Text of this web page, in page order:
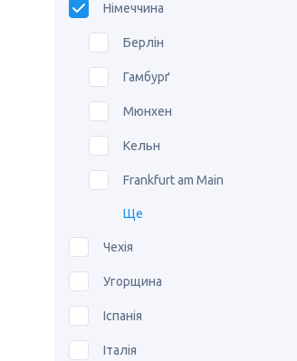
Німеччина
Берлін
Гамбурґ
Мюнхен
Кельн
Frankfurt am Main
Ще
Чехія
Угорщина
Іспанія
Італія